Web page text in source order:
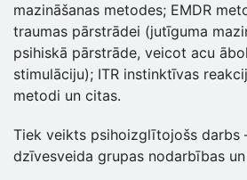
mazināšanas metodes; EMDR
traumas pārstrādei (jutīguma
psihiskā pārstrāde, veicot acu
stimulāciju); ITR instinktīvas
metodi un citas.
Tiek veikts psihoizglītojošs darbs
dzīvesveida grupas nodarbības